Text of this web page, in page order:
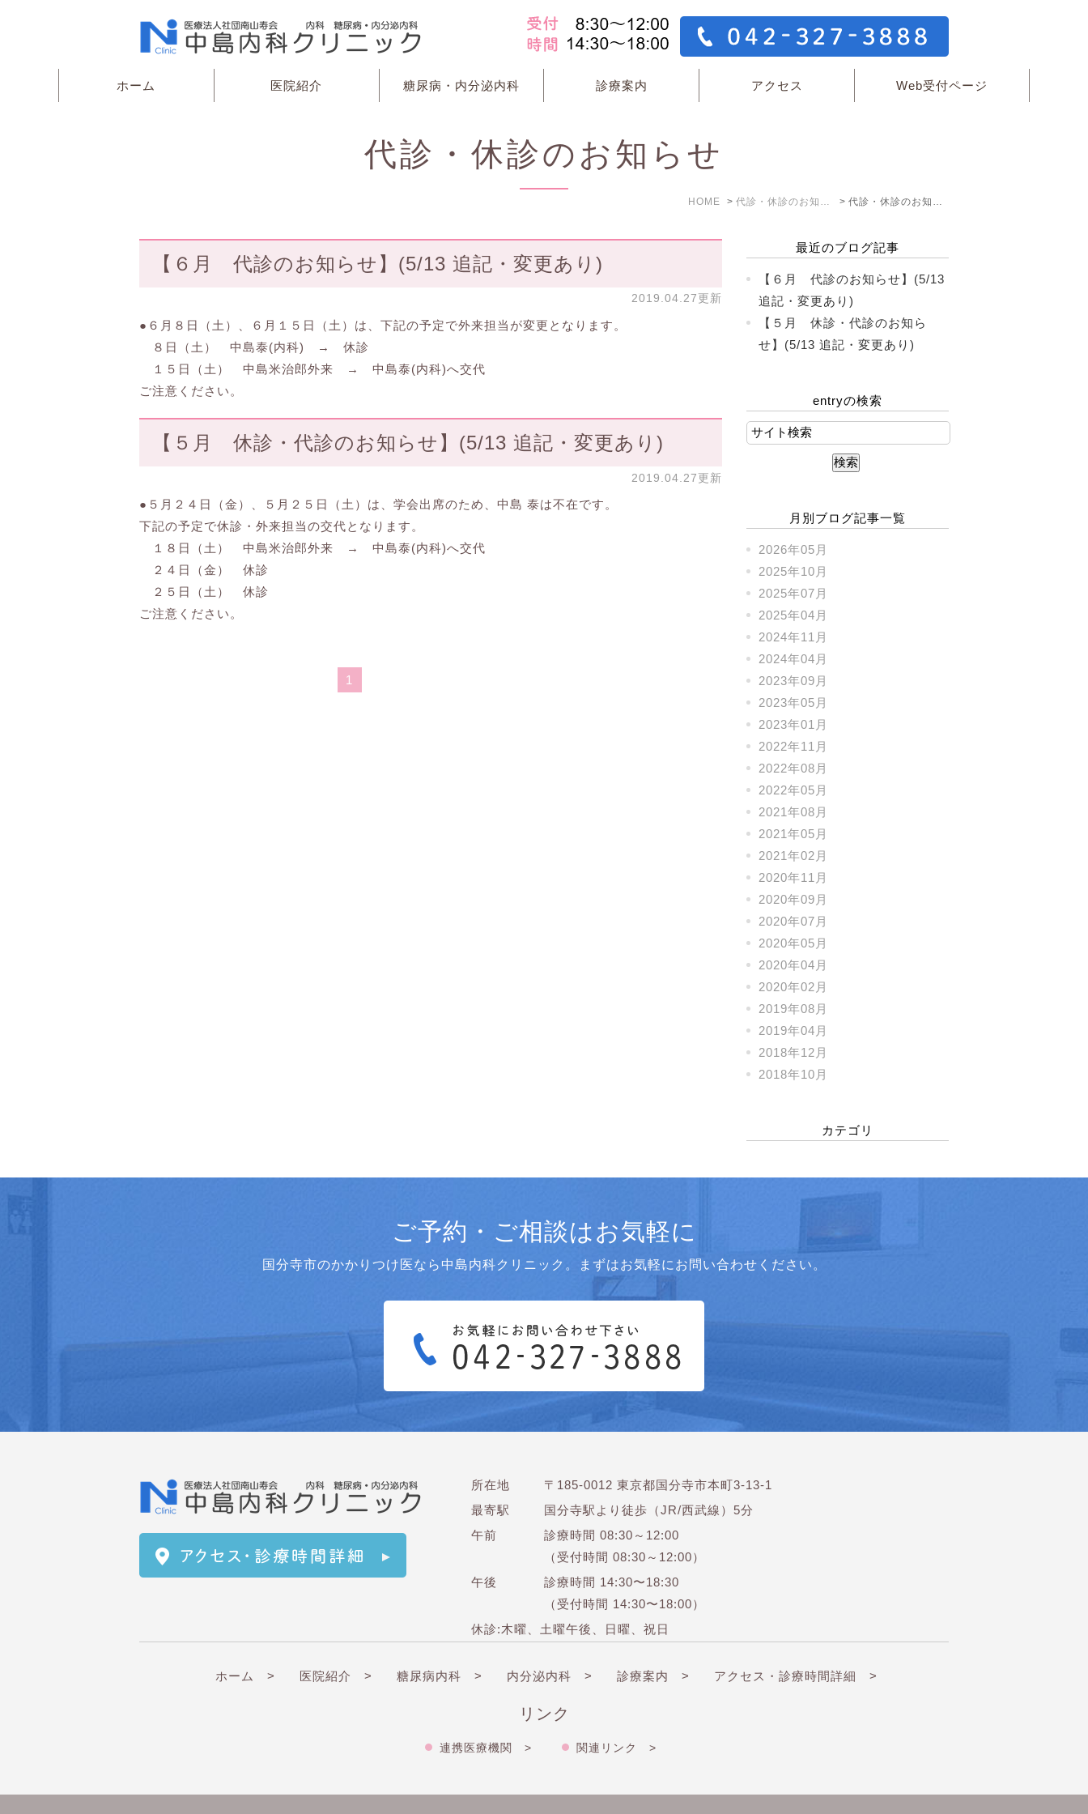
ホーム 医院紹介 糖尿病・内分泌内科 診療案内 アクセス Web受付ページ
代診・休診のお知らせ
HOME 代診・休診のお知らせ 代診・休診のお知らせ: 2019年4月
【６月 代診のお知らせ】(5/13 追記・変更あり)
2019.04.27更新
●６月８日（土）、６月１５日（土）は、下記の予定で外来担当が変更となります。
８日（土） 中島泰(内科) → 休診
１５日（土） 中島米治郎外来 → 中島泰(内科)へ交代
ご注意ください。
【５月 休診・代診のお知らせ】(5/13 追記・変更あり)
2019.04.27更新
●５月２４日（金）、５月２５日（土）は、学会出席のため、中島 泰は不在です。
下記の予定で休診・外来担当の交代となります。
１８日（土） 中島米治郎外来 → 中島泰(内科)へ交代
２４日（金） 休診
２５日（土） 休診
ご注意ください。
1
最近のブログ記事
【６月 代診のお知らせ】(5/13
追記・変更あり)
【５月 休診・代診のお知ら
せ】(5/13 追記・変更あり)
entryの検索
月別ブログ記事一覧
2026年05月
2025年10月
2025年07月
2025年04月
2024年11月
2024年04月
2023年09月
2023年05月
2023年01月
2022年11月
2022年08月
2022年05月
2021年08月
2021年05月
2021年02月
2020年11月
2020年09月
2020年07月
2020年05月
2020年04月
2020年02月
2019年08月
2019年04月
2018年12月
2018年10月
カテゴリ
ご予約・ご相談はお気軽に
国分寺市のかかりつけ医なら中島内科クリニック。まずはお気軽にお問い合わせください。
所在地
〒185-0012 東京都国分寺市本町3-13-1
最寄駅
国分寺駅より徒歩（JR/西武線）5分
午前
診療時間 08:30～12:00
（受付時間 08:30～12:00）
午後
診療時間 14:30〜18:30
（受付時間 14:30〜18:00）
休診:木曜、土曜午後、日曜、祝日
ホーム > 医院紹介 > 糖尿病内科 > 内分泌内科 > 診療案内 > アクセス・診療時間詳細 >
リンク
連携医療機関 > 関連リンク >